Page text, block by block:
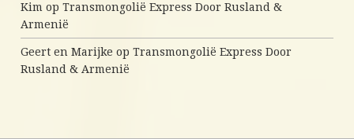
Kim opTransmongolië Express Door Rusland &
Armenië
Geert en Marijke opTransmongolië Express Door
Rusland & Armenië